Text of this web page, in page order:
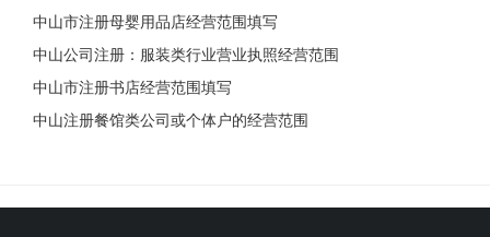
中山市注册母婴用品店经营范围填写
中山公司注册：服装类行业营业执照经营范围
中山市注册书店经营范围填写
中山注册餐馆类公司或个体户的经营范围